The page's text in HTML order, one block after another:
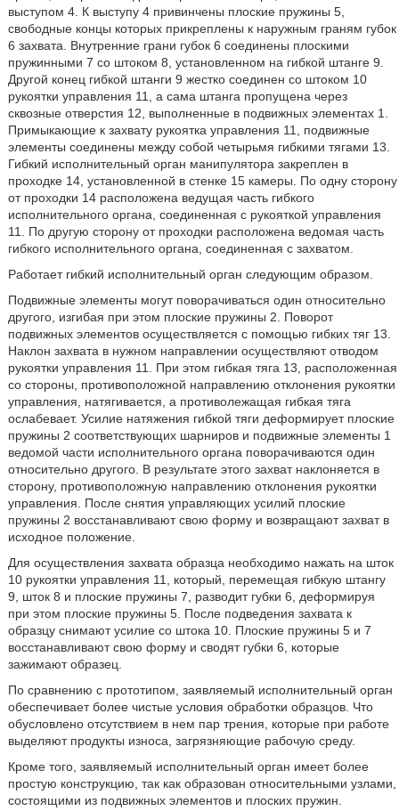
выступом 4. К выступу 4 привинчены плоские пружины 5,
свободные концы которых прикреплены к наружным граням губок
6 захвата. Внутренние грани губок 6 соединены плоскими
пружинными 7 со штоком 8, установленном на гибкой штанге 9.
Другой конец гибкой штанги 9 жестко соединен со штоком 10
рукоятки управления 11, а сама штанга пропущена через
сквозные отверстия 12, выполненные в подвижных элементах 1.
Примыкающие к захвату рукоятка управления 11, подвижные
элементы соединены между собой четырьмя гибкими тягами 13.
Гибкий исполнительный орган манипулятора закреплен в
проходке 14, установленной в стенке 15 камеры. По одну сторону
от проходки 14 расположена ведущая часть гибкого
исполнительного органа, соединенная с рукояткой управления
11. По другую сторону от проходки расположена ведомая часть
гибкого исполнительного органа, соединенная с захватом.
Работает гибкий исполнительный орган следующим образом.
Подвижные элементы могут поворачиваться один относительно
другого, изгибая при этом плоские пружины 2. Поворот
подвижных элементов осуществляется с помощью гибких тяг 13.
Наклон захвата в нужном направлении осуществляют отводом
рукоятки управления 11. При этом гибкая тяга 13, расположенная
со стороны, противоположной направлению отклонения рукоятки
управления, натягивается, а противолежащая гибкая тяга
ослабевает. Усилие натяжения гибкой тяги деформирует плоские
пружины 2 соответствующих шарниров и подвижные элементы 1
ведомой части исполнительного органа поворачиваются один
относительно другого. В результате этого захват наклоняется в
сторону, противоположную направлению отклонения рукоятки
управления. После снятия управляющих усилий плоские
пружины 2 восстанавливают свою форму и возвращают захват в
исходное положение.
Для осуществления захвата образца необходимо нажать на шток
10 рукоятки управления 11, который, перемещая гибкую штангу
9, шток 8 и плоские пружины 7, разводит губки 6, деформируя
при этом плоские пружины 5. После подведения захвата к
образцу снимают усилие со штока 10. Плоские пружины 5 и 7
восстанавливают свою форму и сводят губки 6, которые
зажимают образец.
По сравнению с прототипом, заявляемый исполнительный орган
обеспечивает более чистые условия обработки образцов. Что
обусловлено отсутствием в нем пар трения, которые при работе
выделяют продукты износа, загрязняющие рабочую среду.
Кроме того, заявляемый исполнительный орган имеет более
простую конструкцию, так как образован относительными узлами,
состоящими из подвижных элементов и плоских пружин.